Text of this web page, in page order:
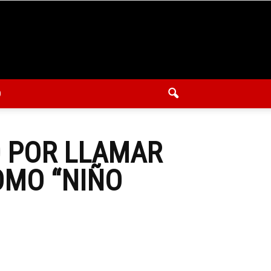
POR LLAMAR
“NIÑO